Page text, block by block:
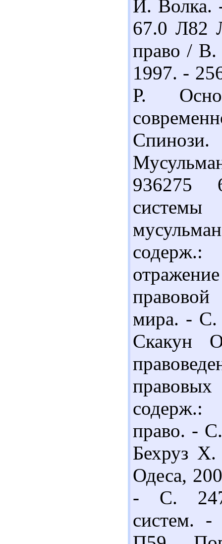
И. Волка.
67.0 Л82
право /
1997. -
Р.
936275
системы
содерж.:
мира. - С.
Скакун
содерж.:
право. -
Бехруз Х.
Одеса,
- С. 247-
систем.